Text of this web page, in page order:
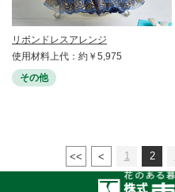
リボンドレスアレンジ
使用材料上代：約￥5,975
その他
1 2